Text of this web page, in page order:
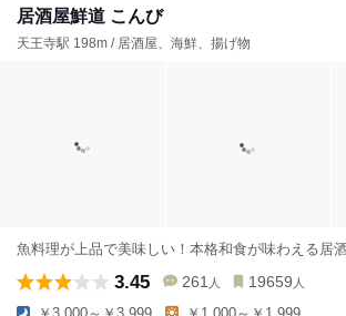
居酒屋鮮道 こんび
天王寺駅 198m / 居酒屋、海鮮、揚げ物
魚料理が上品で美味しい！本格和食が味わえる居
3.45 261 人 19659 人